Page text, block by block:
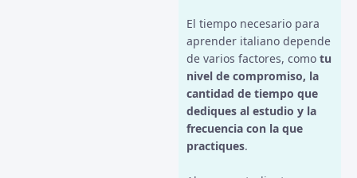
El tiempo necesario para
aprender italiano depende
de varios factores, como tu
nivel de compromiso, la
cantidad de tiempo que
dediques al estudio y la
frecuencia con la que
practiques.